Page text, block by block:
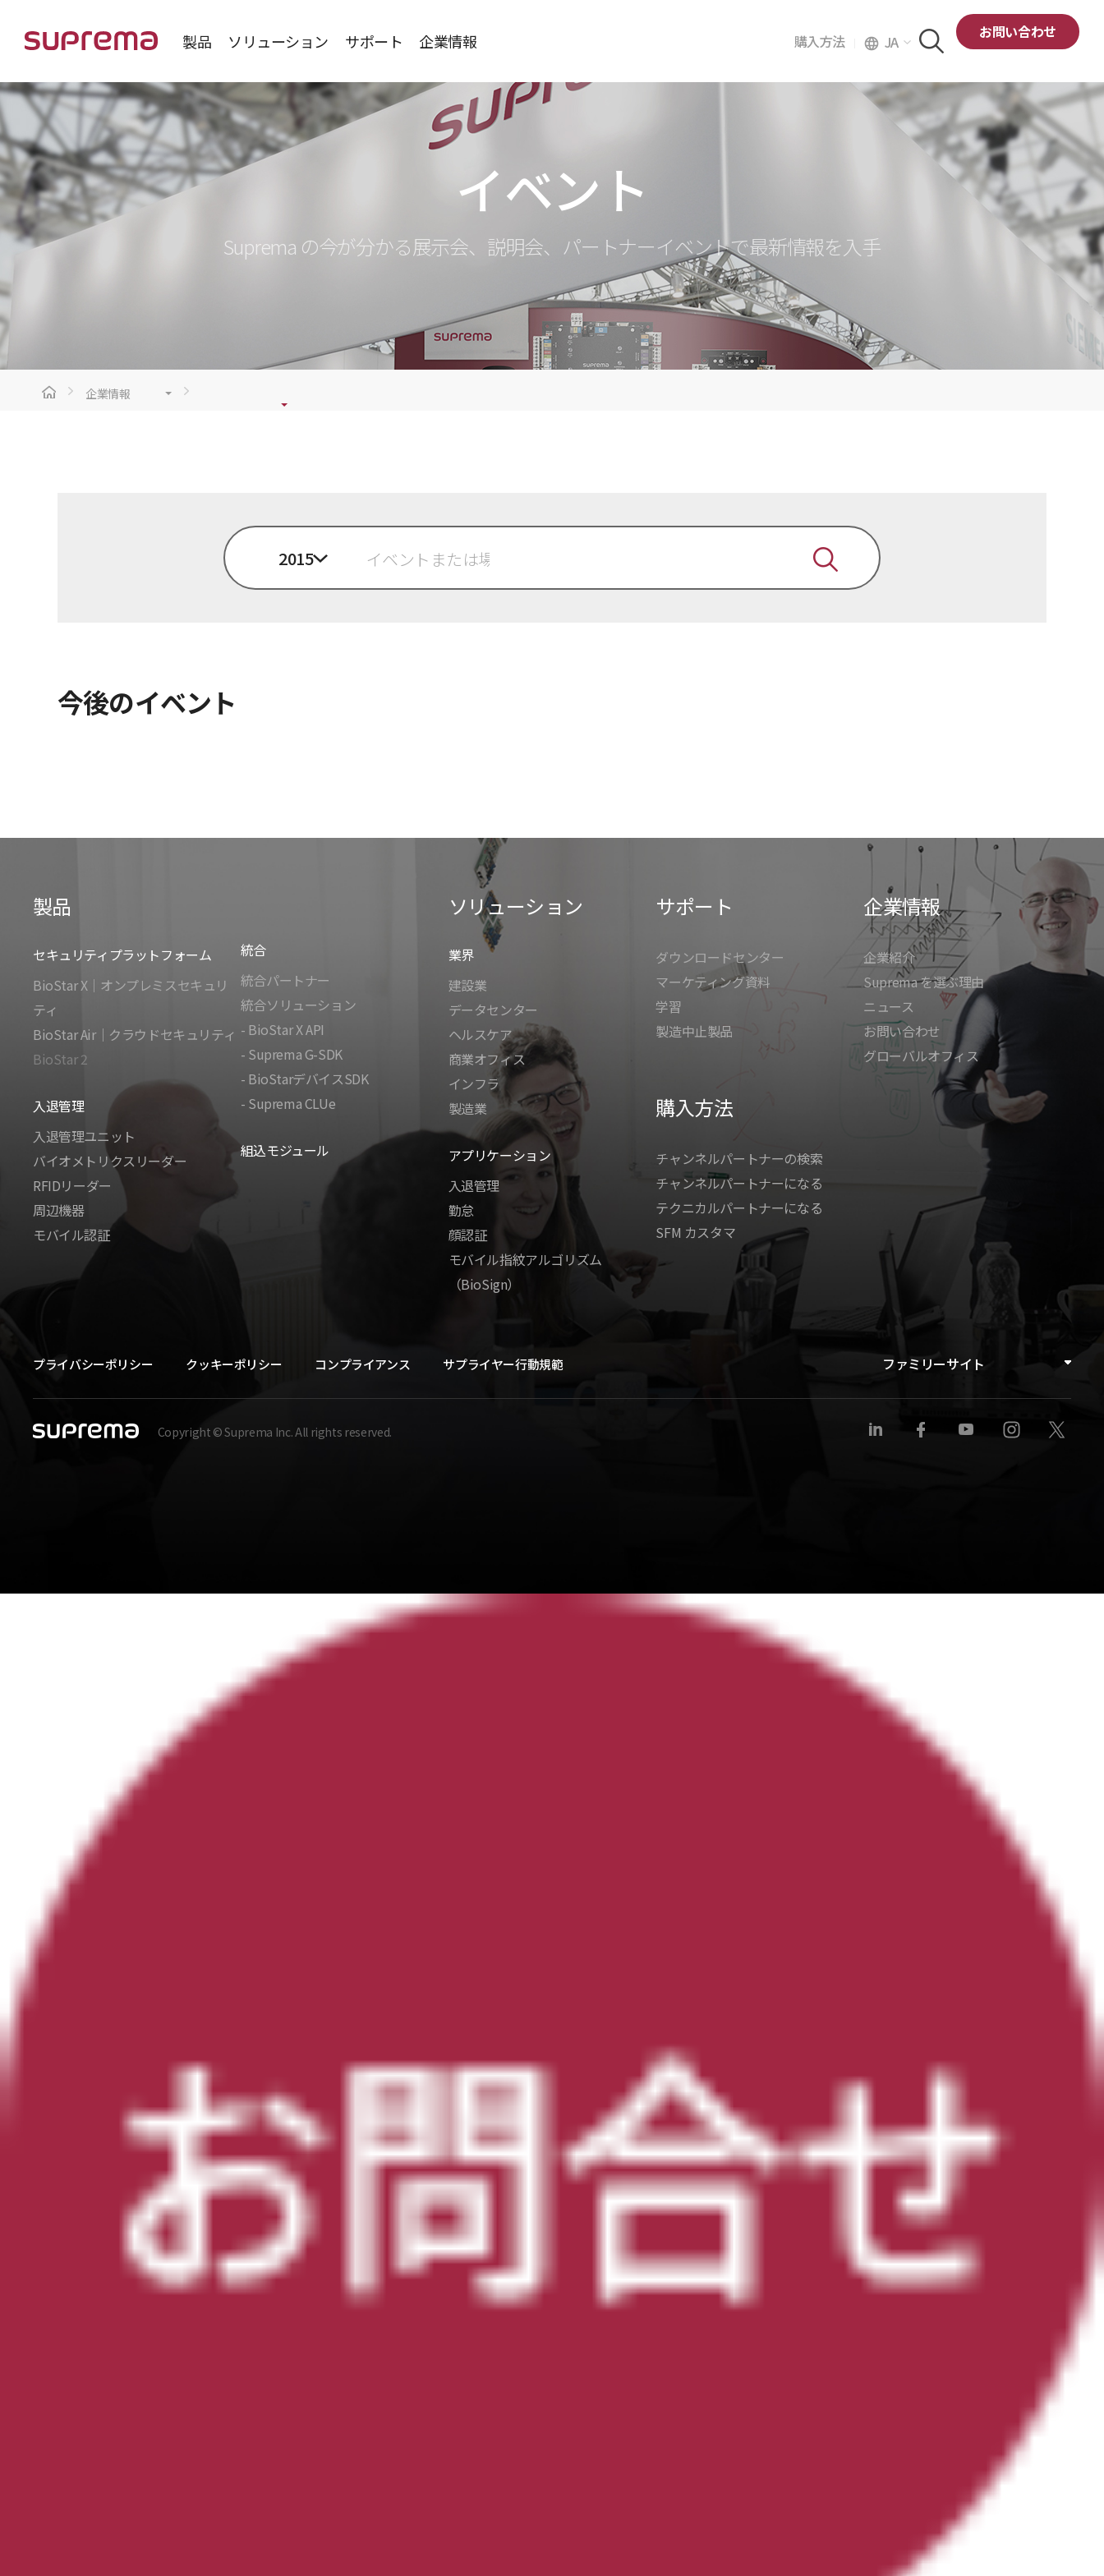
製品 ソリューション サポート 企業情報 購入方法 language JA
お問い合わせ
イベント
Suprema の今が分かる展示会、説明会、パートナーイベントで最新情報を入手
企業情報
2015
今後のイベント
製品
セキュリティプラットフォーム
BioStar X｜オンプレミスセキュリ
ティ
BioStar Air｜クラウドセキュリティ
BioStar 2
入退管理
入退管理ユニット
バイオメトリクスリーダー
RFIDリーダー
周辺機器
モバイル認証
統合
統合パートナー
統合ソリューション
- BioStar X API
- Suprema G-SDK
- BioStarデバイスSDK
- Suprema CLUe
組込モジュール
ソリューション
業界
建設業
データセンター
ヘルスケア
商業オフィス
インフラ
製造業
アプリケーション
入退管理
勤怠
顔認証
モバイル指紋アルゴリズム
（BioSign）
サポート
ダウンロードセンター
マーケティング資料
学習
製造中止製品
企業情報
企業紹介
Suprema を選ぶ理由
ニュース
お問い合わせ
グローバルオフィス
購入方法
チャンネルパートナーの検索
チャンネルパートナーになる
テクニカルパートナーになる
SFM カスタマ
プライバシーポリシー クッキーポリシー コンプライアンス サプライヤー行動規範 ファミリーサイト
Copyright © Suprema Inc. All rights reserved.